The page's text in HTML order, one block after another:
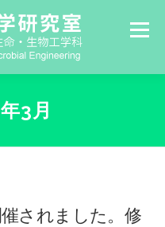
メニュー
3月
されました。修